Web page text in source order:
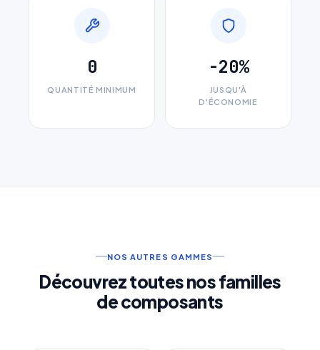
0
QUANTITÉ MINIMUM
-20%
JUSQU'À
D'ÉCONOMIE
NOS AUTRES GAMMES
Découvrez toutes nos familles
de composants